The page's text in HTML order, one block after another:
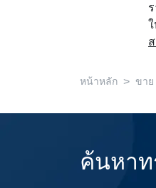
หน้าหลัก > ขาย
ค้นหา